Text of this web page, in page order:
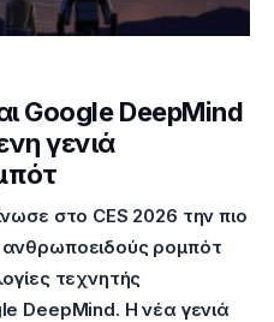
Google DeepMind
γενιά
στο CES 2026 την πιο
ρομπότ
τεχνητής
DeepMind. Η νέα γενιά